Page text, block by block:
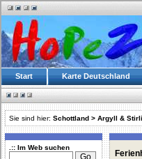
Start Karte Deutschland
Sie sind hier: Schottland > Argyll &
.:: Im Web suchen